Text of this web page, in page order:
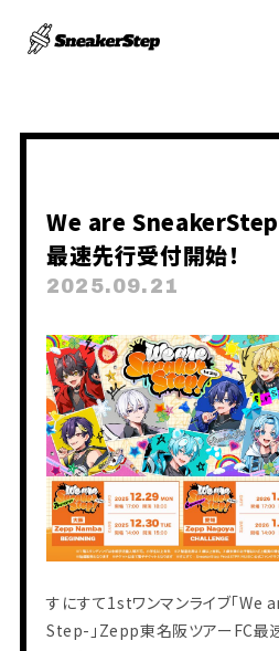
We are
最速先行受付開始！
2025.09.21
すにすて1stワンマンライブ「
Step-」Zepp東名阪ツアーFC最